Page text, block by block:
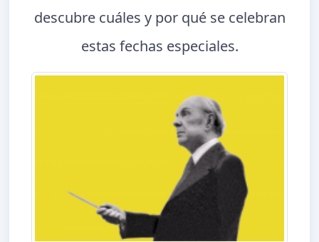
descubre cuáles y por qué se celebran
estas fechas especiales.